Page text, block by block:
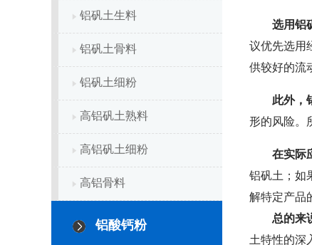
铝矾土生料
铝矾土骨料
铝矾土细粉
高铝矾土熟料
高铝矾土细粉
高铝骨料
铝酸钙粉
选用铝
议优先选用
供较好的流
此外，
形的风险。
在实际
铝矾土；如
解特定产品
总的来
土特性的深